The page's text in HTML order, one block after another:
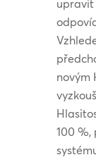
upravit
novým
100